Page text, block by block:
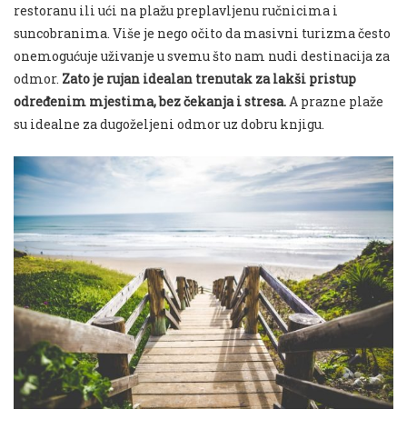
restoranu ili ući na plažu preplavljenu ručnicima i
suncobranima. Više je nego očito da masivni turizma često
onemogućuje uživanje u svemu što nam nudi destinacija za
odmor. Zato je rujan idealan trenutak za lakši pristup
određenim mjestima, bez čekanja i stresa. A prazne plaže
su idealne za dugoželjeni odmor uz dobru knjigu.